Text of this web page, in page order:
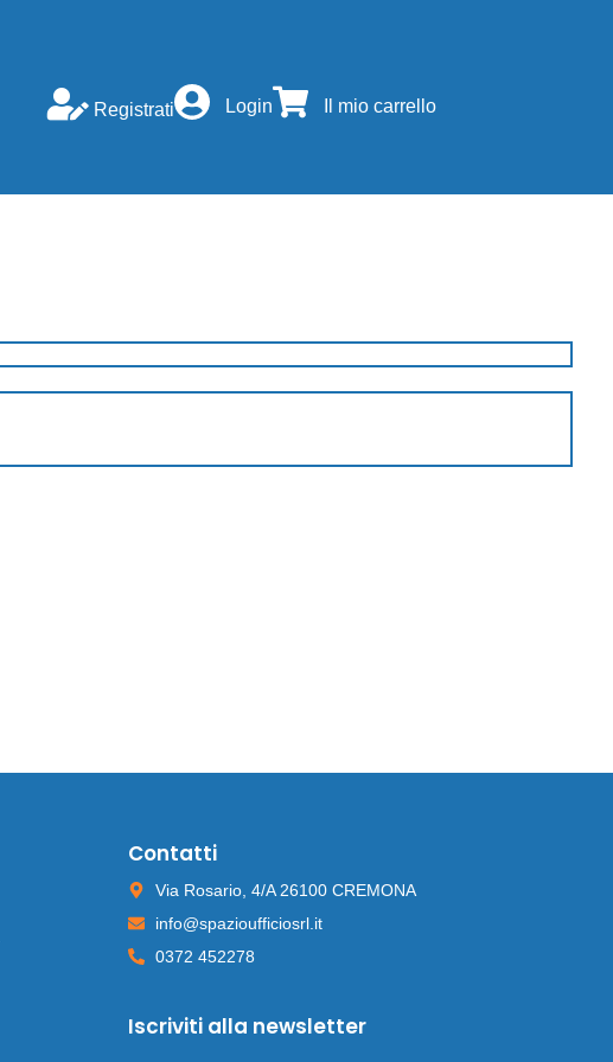
Registrati Login Il mio carrello
Contatti
Via Rosario, 4/A 26100 CREMONA
info@spazioufficiosrl.it
0372 452278
Iscriviti alla newsletter